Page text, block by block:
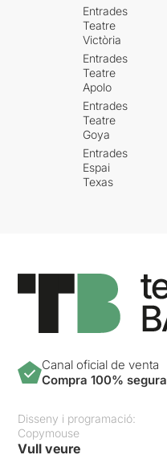
Entrades
Teatre
Victòria
Entrades
Teatre
Apolo
Entrades
Teatre
Goya
Entrades
Espai
Texas
Canal oficial de venta
Compra 100% segura
Disseny i programació:
Copymouse
Vull veure